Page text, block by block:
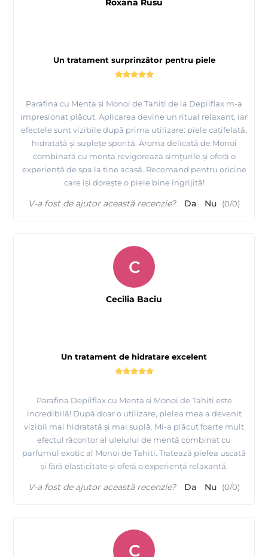
Un tratament surprinzător pentru piele
Parafina cu Menta si Monoi de Tahiti de la Depilflax m-a
impresionat plăcut. Aplicarea devine un ritual relaxant, iar
efectele sunt vizibile după prima utilizare: piele catifelată,
hidratată și suplețe sporită. Aroma delicată de Monoi
combinată cu menta revigorează simțurile și oferă o
experiență de spa la tine acasă. Recomand pentru oricine
care își dorește o piele bine îngrijită!
Roxana Rusu
V-a fost de ajutor această recenzie? Da Nu (0/0)
Un tratament de hidratare excelent
Parafina Depilflax cu Menta si Monoi de Tahiti este
incredibilă! După doar o utilizare, pielea mea a devenit
vizibil mai hidratată și mai suplă. Mi-a plăcut foarte mult
efectul răcoritor al uleiului de mentă combinat cu
parfumul exotic al Monoi de Tahiti. Tratează pielea uscată
și fără elasticitate și oferă o experiență relaxantă.
C
Cecilia Baciu
V-a fost de ajutor această recenzie? Da Nu (0/0)
C